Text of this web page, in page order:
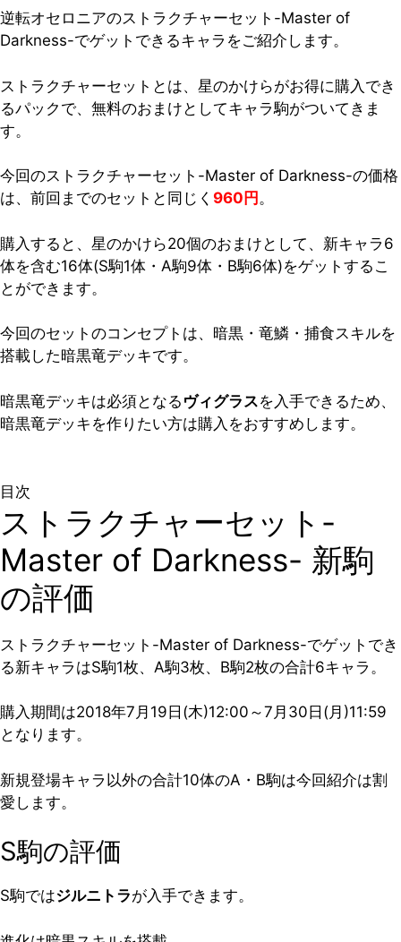
逆転オセロニアのストラクチャーセット-Master of
Darkness-でゲットできるキャラをご紹介します。
ストラクチャーセットとは、星のかけらがお得に購入でき
るパックで、無料のおまけとしてキャラ駒がついてきま
す。
今回のストラクチャーセット-Master of Darkness-の価格
は、前回までのセットと同じく 960円 。
購入すると、星のかけら20個のおまけとして、新キャラ6
体を含む16体(S駒1体・A駒9体・B駒6体)をゲットするこ
とができます。
今回のセットのコンセプトは、暗黒・竜鱗・捕食スキルを
搭載した暗黒竜デッキです。
暗黒竜デッキは必須となる ヴィグラスを入手できるため、
暗黒竜デッキを作りたい方は購入をおすすめします。
目次
ストラクチャーセット-
Master of Darkness- 新駒
の評価
ストラクチャーセット-Master of Darkness-でゲットでき
る新キャラはS駒1枚、A駒3枚、B駒2枚の合計6キャラ。
購入期間は2018年7月19日(木)12:00～7月30日(月)11:59
となります。
新規登場キャラ以外の合計10体のA・B駒は今回紹介は割
愛します。
S駒の評価
S駒ではジルニトラが入手できます。